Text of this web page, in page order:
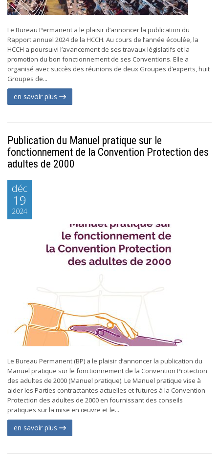
Le Bureau Permanent a le plaisir d’annoncer la publication du
Rapport annuel 2024 de la HCCH. Au cours de l’année écoulée, la
HCCH a poursuivi l’avancement de ses travaux législatifs et la
promotion du bon fonctionnement de ses Conventions. Elle a
organisé avec succès des réunions de deux Groupes d’experts, huit
Groupes de...
en savoir plus
Publication du Manuel pratique sur le
fonctionnement de la Convention Protection des
adultes de 2000
déc
19
2024
Le Bureau Permanent (BP) a le plaisir d’annoncer la publication du
Manuel pratique sur le fonctionnement de la Convention Protection
des adultes de 2000 (Manuel pratique). Le Manuel pratique vise à
aider les Parties contractantes actuelles et futures à la Convention
Protection des adultes de 2000 en fournissant des conseils
pratiques sur la mise en œuvre et le...
en savoir plus